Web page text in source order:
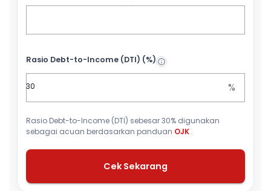
Rasio Debt-to-Income (DTI) (%)
%
Rasio Debt-to-Income (DTI) sebesar 30% digunakan
sebagai acuan berdasarkan panduan OJK .
Cek Sekarang